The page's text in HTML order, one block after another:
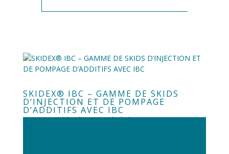
SKIDEX® IBC – GAMME DE SKIDS
D’INJECTION ET DE POMPAGE
D’ADDITIFS AVEC IBC
parRenLow|juil. 9, 2018|Skids